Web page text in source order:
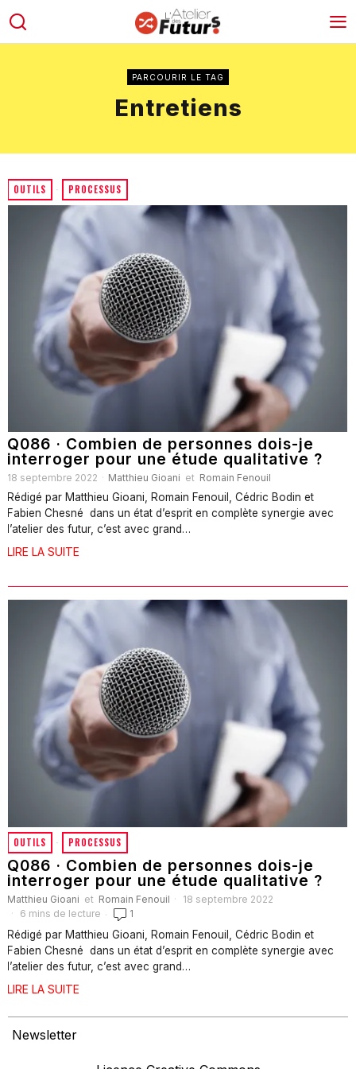
PARCOURIR LE TAG
Entretiens
OUTILS · PROCESSUS
Q086 · Combien de personnes dois-je
interroger pour une étude qualitative ?
18 septembre 2022 Matthieu Gioani et Romain Fenouil
Rédigé par Matthieu Gioani, Romain Fenouil, Cédric Bodin et
Fabien Chesné dans un état d’esprit en complète synergie avec
l’atelier des futur, c’est avec grand…
LIRE LA SUITE
OUTILS · PROCESSUS
Q086 · Combien de personnes dois-je
interroger pour une étude qualitative ?
Matthieu Gioani et Romain Fenouil
18 septembre 2022
6 mins de lecture
1
Rédigé par Matthieu Gioani, Romain Fenouil, Cédric Bodin et
Fabien Chesné dans un état d’esprit en complète synergie avec
l’atelier des futur, c’est avec grand…
LIRE LA SUITE
Newsletter